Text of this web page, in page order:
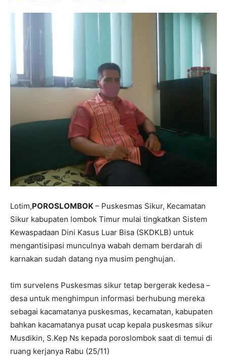
Lotim,POROSLOMBOK – Puskesmas Sikur, Kecamatan
Sikur kabupaten lombok Timur mulai tingkatkan Sistem
Kewaspadaan Dini Kasus Luar Bisa (SKDKLB) untuk
mengantisipasi munculnya wabah demam berdarah di
karnakan sudah datang nya musim penghujan.
tim survelens Puskesmas sikur tetap bergerak kedesa –
desa untuk menghimpun informasi berhubung mereka
sebagai kacamatanya puskesmas, kecamatan, kabupaten
bahkan kacamatanya pusat ucap kepala puskesmas sikur
Musdikin, S.Kep Ns kepada poroslombok saat di temui di
ruang kerjanya Rabu (25/11)